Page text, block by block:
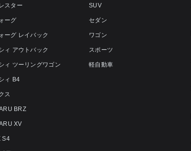
スター
ーグ
ーグ レイバック
ィ アウトバック
ィ ツーリングワゴン
ィ B4
ス
BRZ
XV
S4
SUV
セダン
ワゴン
スポーツ
軽自動車